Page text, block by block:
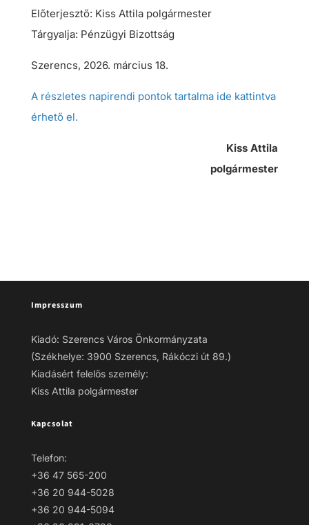
Előterjesztő: Kiss Attila polgármester
Tárgyalja: Pénzügyi Bizottság
Szerencs, 2026. március 18.
A részletes napirendi pontok tartalma ide kattintva
érhető el.
Kiss Attila
polgármester
Impresszum
Kiadó: Szerencs Város Önkormányzata
(Székhelye: 3900 Szerencs, Rákóczi út 89.)
Kiadásért felelős személy:
Kiss Attila polgármester
Kapcsolat
Telefon:
+36 47 565-200
+36 20 944-5028
+36 20 944-5094